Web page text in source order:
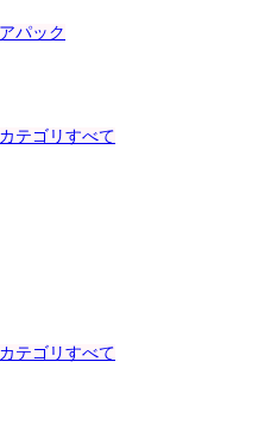
パック
テゴリすべて
テゴリすべて